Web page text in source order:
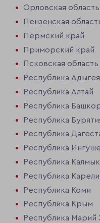
Орловская область
Пензенская
Пермский край
Приморский край
Псковская область
Республика Адыгея
Республика Алтай
Республика
Республика
Республика
Республика
Республика
Республика
Республика Коми
Республика Крым
Республика Марий